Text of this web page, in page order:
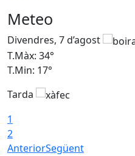
Meteo
Divendres, 7 d’agost
T.Màx: 34°
T.Min: 17°
Tarda
1
2
AnteriorSegüent